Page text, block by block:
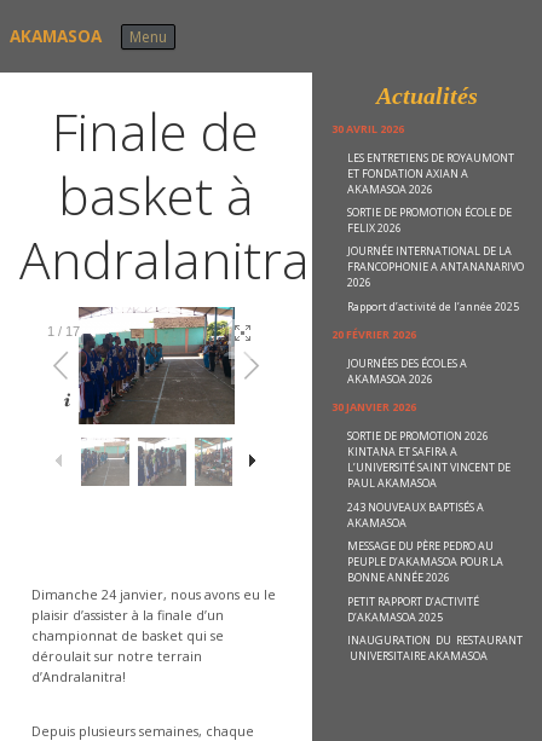
AKAMASOA Menu
Finale de
basket à
Andralanitra
1 / 17
Dimanche 24 janvier, nous avons eu le
plaisir d’assister à la finale d’un
championnat de basket qui se
déroulait sur notre terrain
d’Andralanitra!
Depuis plusieurs semaines, chaque
Actualités
30 AVRIL 2026
LES ENTRETIENS DE ROYAUMONT
ET FONDATION AXIAN A
AKAMASOA 2026
SORTIE DE PROMOTION ÉCOLE DE
FELIX 2026
JOURNÉE INTERNATIONAL DE LA
FRANCOPHONIE A ANTANANARIVO
2026
Rapport d’activité de l’année 2025
20 FÉVRIER 2026
JOURNÉES DES ÉCOLES A
AKAMASOA 2026
30 JANVIER 2026
SORTIE DE PROMOTION 2026
KINTANA ET SAFIRA A
L’UNIVERSITÉ SAINT VINCENT DE
PAUL AKAMASOA
243 NOUVEAUX BAPTISÉS A
AKAMASOA
MESSAGE DU PÈRE PEDRO AU
PEUPLE D’AKAMASOA POUR LA
BONNE ANNÉE 2026
PETIT RAPPORT D’ACTIVITÉ
D’AKAMASOA 2025
INAUGURATION DU RESTAURANT
UNIVERSITAIRE AKAMASOA